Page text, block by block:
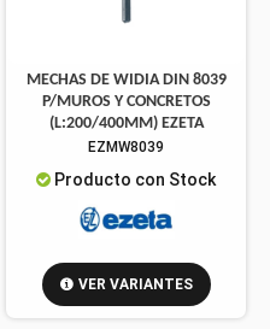
MECHAS DE WIDIA DIN 8039
P/MUROS Y CONCRETOS
(L:200/400MM) EZETA
EZMW8039
Producto con Stock
VER VARIANTES